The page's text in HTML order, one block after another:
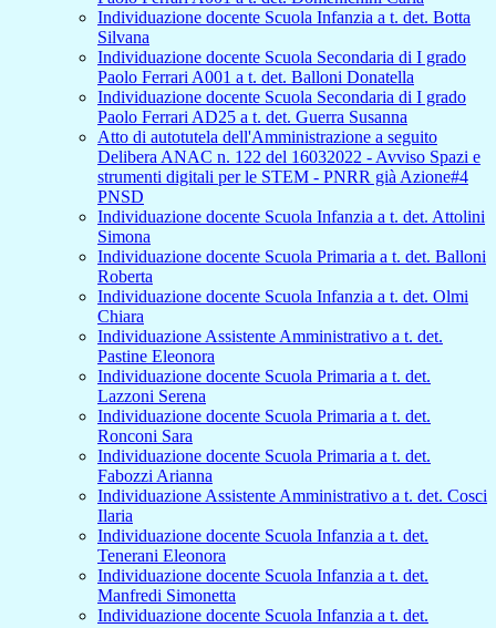
Individuazione docente Scuola Infanzia a t. det. Botta
Silvana
Individuazione docente Scuola Secondaria di I grado
Paolo Ferrari A001 a t. det. Balloni Donatella
Individuazione docente Scuola Secondaria di I grado
Paolo Ferrari AD25 a t. det. Guerra Susanna
Atto di autotutela dell'Amministrazione a seguito
Delibera ANAC n. 122 del 16032022 - Avviso Spazi e
strumenti digitali per le STEM - PNRR già Azione#4
PNSD
Individuazione docente Scuola Infanzia a t. det. Attolini
Simona
Individuazione docente Scuola Primaria a t. det. Balloni
Roberta
Individuazione docente Scuola Infanzia a t. det. Olmi
Chiara
Individuazione Assistente Amministrativo a t. det.
Pastine Eleonora
Individuazione docente Scuola Primaria a t. det.
Lazzoni Serena
Individuazione docente Scuola Primaria a t. det.
Ronconi Sara
Individuazione docente Scuola Primaria a t. det.
Fabozzi Arianna
Individuazione Assistente Amministrativo a t. det. Cosci
Ilaria
Individuazione docente Scuola Infanzia a t. det.
Tenerani Eleonora
Individuazione docente Scuola Infanzia a t. det.
Manfredi Simonetta
Individuazione docente Scuola Infanzia a t. det.